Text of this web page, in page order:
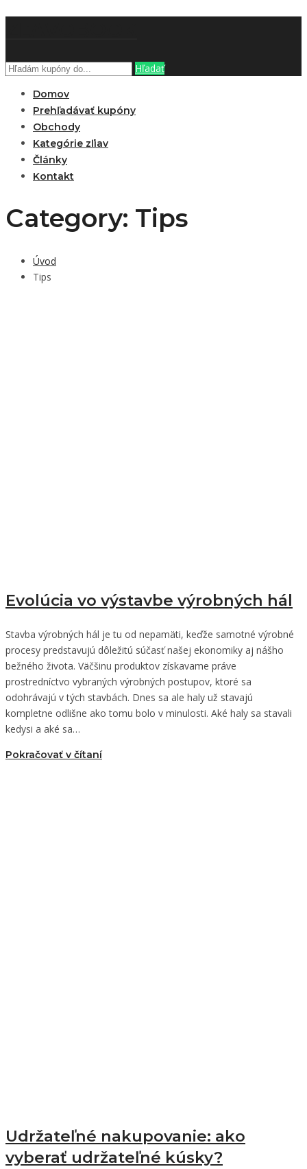
Hľadať
Domov
Prehľadávať kupóny
Obchody
Kategórie zľiav
Články
Kontakt
Category: Tips
Úvod
Tips
Evolúcia vo výstavbe výrobných hál
Stavba výrobných hál je tu od nepamäti, keďže samotné výrobné
procesy predstavujú dôležitú súčasť našej ekonomiky aj nášho
bežného života. Väčšinu produktov získavame práve
prostredníctvo vybraných výrobných postupov, ktoré sa
odohrávajú v tých stavbách. Dnes sa ale haly už stavajú
kompletne odlišne ako tomu bolo v minulosti. Aké haly sa stavali
kedysi a aké sa…
Pokračovať v čítaní
Udržateľné nakupovanie: ako
vyberať udržateľné kúsky?